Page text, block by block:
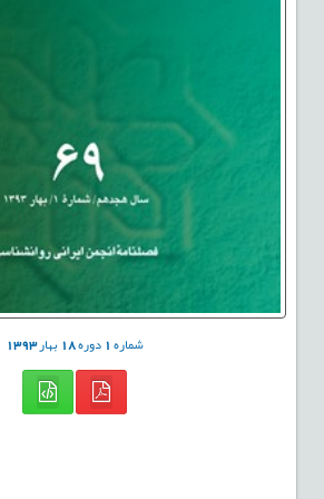
شماره1 دوره18بهار1393